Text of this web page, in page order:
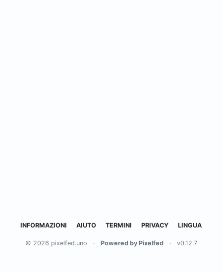
INFORMAZIONI AIUTO TERMINI PRIVACY LINGUA
© 2026 pixelfed.uno · Powered by Pixelfed · v0.12.7